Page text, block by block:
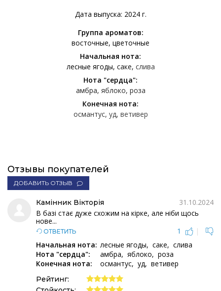
Дата выпуска: 2024 г.
Группа ароматов:
восточные цветочные
Начальная нота:
лесные ягоды саке слива
Нота "сердца":
амбра яблоко роза
Конечная нота:
османтус уд ветивер
Отзывы покупателей
ДОБАВИТЬ ОТЗЫВ
Камінник Вікторія
31.10.2024
В базі стає дуже схожим на кірке, але ніби щось
нове...
ОТВЕТИТЬ 1
|
Начальная нота: лесные ягоды саке
слива
Нота "сердца":
амбра яблоко
роза
Конечная нота:
османтус уд ветивер
Рейтинг: